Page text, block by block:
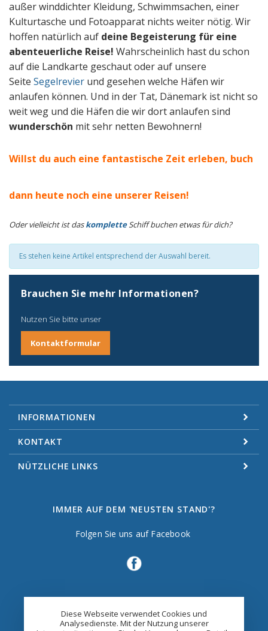
außer winddichter Kleidung, Schwimmsachen, einer
Kulturtasche und Fotoapparat nichts weiter nötig. Wir
hoffen natürlich auf deine Begeisterung für eine
abenteuerliche Reise! Wahrscheinlich hast du schon
auf die Landkarte geschaut oder auf unsere
Seite Segelrevier und gesehen welche Häfen wir
anlaufen können. Und in der Tat, Dänemark ist nicht so
weit weg und die Häfen die wir dort anlaufen sind
wunderschön mit sehr netten Bewohnern!
Willst du auch eine fantastische Zeit erleben, buch
dann heute noch eine unserer Reisen!
Oder vielleicht ist daskompletteSchiff buchen etwas für dich?
Es stehen keine Artikel entsprechend der Auswahl bereit.
Brauchen Sie mehr Informationen?
Nutzen Sie bitte unser
Kontaktformular
INFORMATIONEN
KONTAKT
NÜTZLICHE LINKS
IMMER AUF DEM 'NEUSTEN STAND'?
Folgen Sie uns auf Facebook
Diese Webseite verwendet Cookies und
Analysedienste. Mit der Nutzung unserer